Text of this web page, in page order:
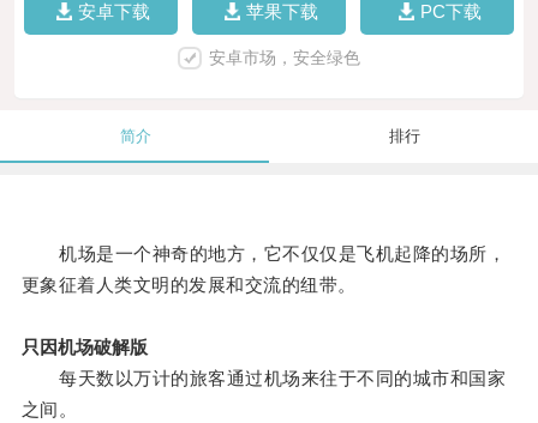
安卓下载 苹果下载 PC下载
安卓市场，安全绿色
简介 排行
机场是一个神奇的地方，它不仅仅是飞机起降的场所，
更象征着人类文明的发展和交流的纽带。
只因机场破解版
每天数以万计的旅客通过机场来往于不同的城市和国家
之间。